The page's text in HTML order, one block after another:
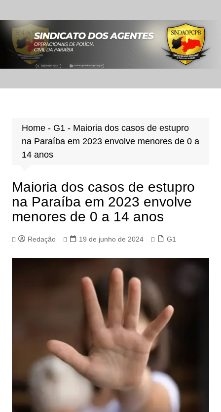
para
conteúdo
Home- G1 - Maioria dos casos de estupro
na Paraíba em 2023 envolve menores de 0 a
14 anos
Maioria dos casos de estupro
na Paraíba em 2023 envolve
menores de 0 a 14 anos
Redação 19 de junho de 2024 G1